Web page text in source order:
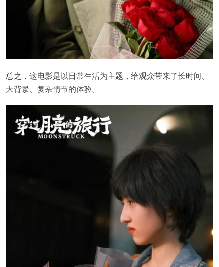
总之，这电影是以日常生活为主题，给观众带来了长时间、
大背景、复杂情节的体验。